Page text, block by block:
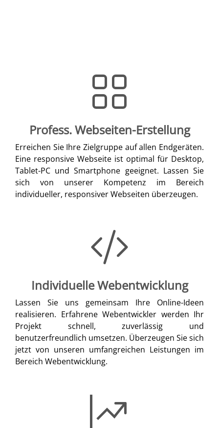
Profess. Webseiten-Erstellung
Erreichen Sie Ihre Zielgruppe auf allen Endgeräten.
Eine responsive Webseite ist optimal für Desktop,
Tablet-PC und Smartphone geeignet. Lassen Sie
sich von unserer Kompetenz im Bereich
individueller, responsiver Webseiten überzeugen.
Individuelle Webentwicklung
Lassen Sie uns gemeinsam Ihre Online-Ideen
realisieren. Erfahrene Webentwickler werden Ihr
Projekt schnell, zuverlässig und
benutzerfreundlich umsetzen. Überzeugen Sie sich
jetzt von unseren umfangreichen Leistungen im
Bereich Webentwicklung.